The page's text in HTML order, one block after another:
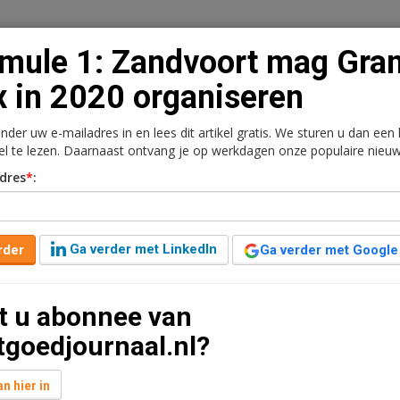
Vacaturebank Contact Abonnementen
Grand Prix in 2020
8 jaar geleden aangepast
circuit Zandvoort, heeft naar eigen zeggen een
in 2020 een Grand Prix te mogen organiseren.
1: Zandvoort mag
in 2020 organiseren
uw e-mailadres in en lees dit artikel gratis. We sturen u dan een
te lezen. Daarnaast ontvang je op werkdagen onze populaire
*:
Ga verder met LinkedIn Ga verder met Google
u abonnee van
hier in